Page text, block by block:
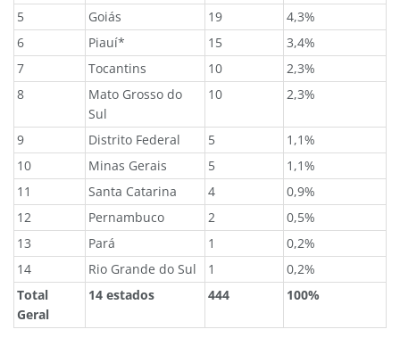
5
Goiás 19
4,3%
6
Piauí* 15
3,4%
7
Tocantins 10
2,3%
8
Mato Grosso do
Sul
10 2,3%
9 Distrito Federal 5
1,1%
10
Minas Gerais 5
1,1%
11
Santa Catarina 4
0,9%
12
Pernambuco 2
0,5%
13
Pará 1
0,2%
14
Rio Grande do Sul 1
0,2%
Total
Geral
14 estados 444 100%